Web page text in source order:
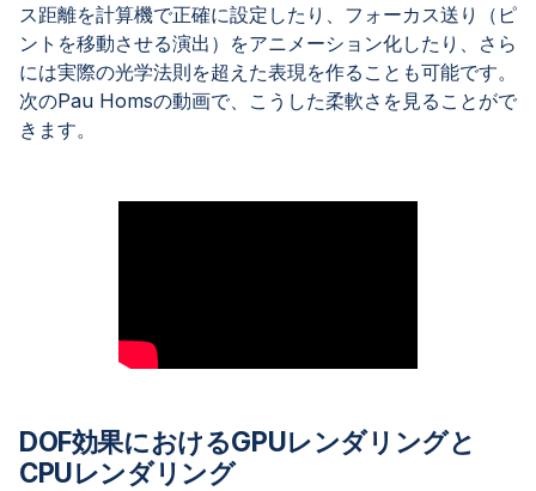
ス距離を計算機で正確に設定したり、フォーカス送り（ピ
ントを移動させる演出）をアニメーション化したり、さら
には実際の光学法則を超えた表現を作ることも可能です。
次のPau Homsの動画で、こうした柔軟さを見ることがで
きます。
DOF効果におけるGPUレンダリングと
CPUレンダリング